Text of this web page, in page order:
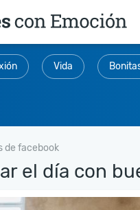
Vida
de facebook
el día con